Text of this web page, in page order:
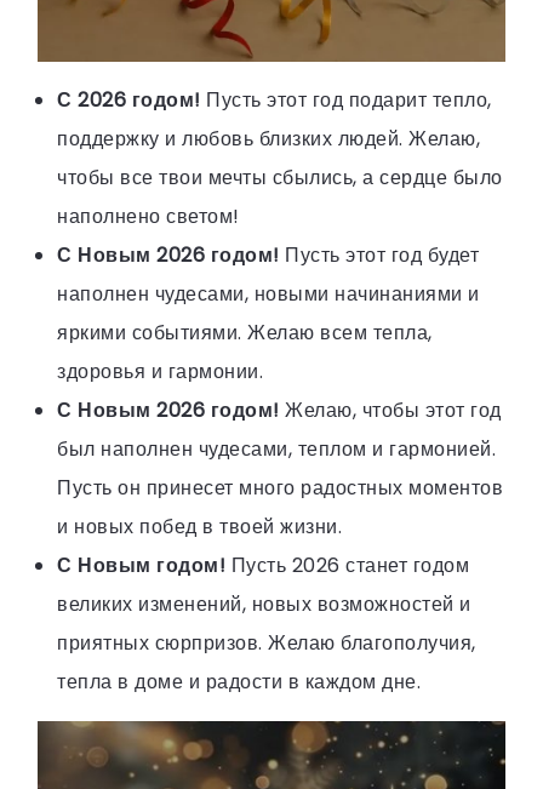
С 2026 годом! Пусть этот год подарит тепло,
поддержку и любовь близких людей. Желаю,
чтобы все твои мечты сбылись, а сердце было
наполнено светом!
С Новым 2026 годом! Пусть этот год будет
наполнен чудесами, новыми начинаниями и
яркими событиями. Желаю всем тепла,
здоровья и гармонии.
С Новым 2026 годом! Желаю, чтобы этот год
был наполнен чудесами, теплом и гармонией.
Пусть он принесет много радостных моментов
и новых побед в твоей жизни.
С Новым годом! Пусть 2026 станет годом
великих изменений, новых возможностей и
приятных сюрпризов. Желаю благополучия,
тепла в доме и радости в каждом дне.